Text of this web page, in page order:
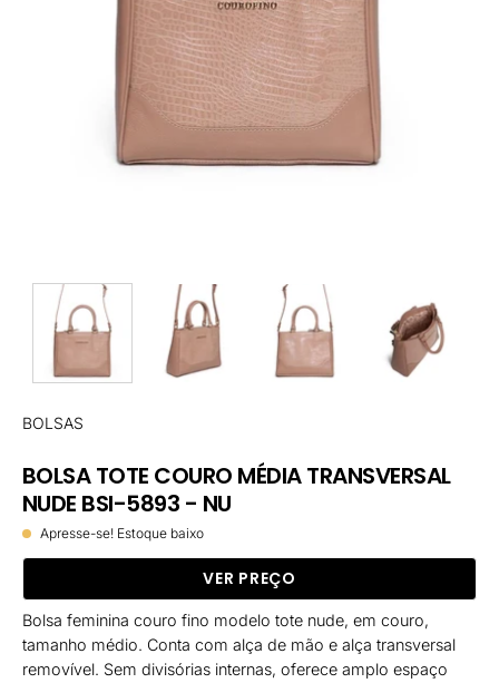
BOLSAS
BOLSA TOTE COURO MÉDIA TRANSVERSAL
NUDE BSI-5893 - NU
Apresse-se! Estoque baixo
VER PREÇO
Bolsa feminina couro fino modelo tote nude, em couro,
tamanho médio. Conta com alça de mão e alça transversal
removível. Sem divisórias internas, oferece amplo espaço